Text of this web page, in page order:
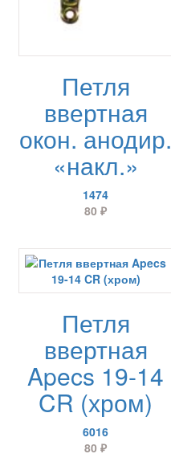
Петля
ввертная
окон. анодир.
«накл.»
1474
80₽
Петля
ввертная
Apecs 19-14
CR (хром)
6016
80₽